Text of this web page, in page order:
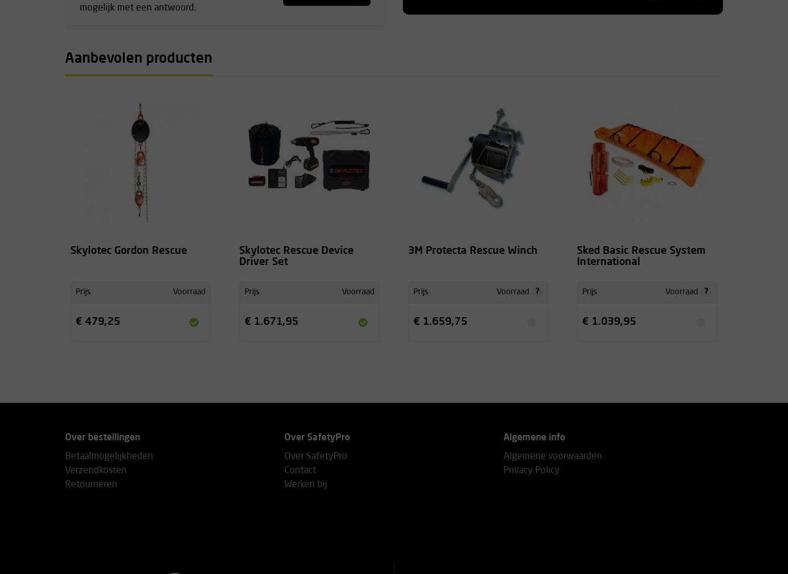
mogelijk met een antwoord.
Aanbevolen producten
Skylotec Gordon Rescue
Prijs Voorraad
€ 479,25
Skylotec Rescue Device
Driver Set
Prijs Voorraad
€ 1.671,95
3M Protecta Rescue Winch
Prijs Voorraad ?
€ 1.659,75
Sked Basic Rescue System
International
Prijs Voorraad ?
€ 1.039,95
Over bestellingen
Betaalmogelijkheden
Verzendkosten
Retourneren
Over SafetyPro
Over SafetyPro
Contact
Werken bij
Algemene info
Algemene voorwaarden
Privacy Policy